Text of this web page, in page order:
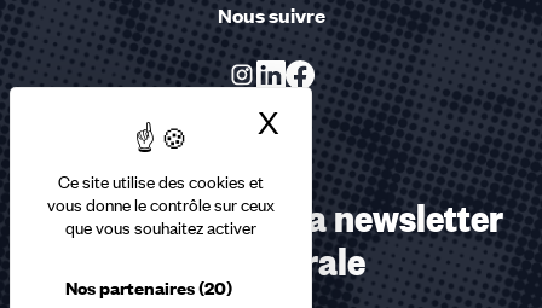
Ce site utilise des cookies et
vous donne le contrôle sur ceux
que vous souhaitez activer
Nos partenaires(20)
X Masquer le
Nous suivre
Abonnez-vous à la newsletter
confédérale